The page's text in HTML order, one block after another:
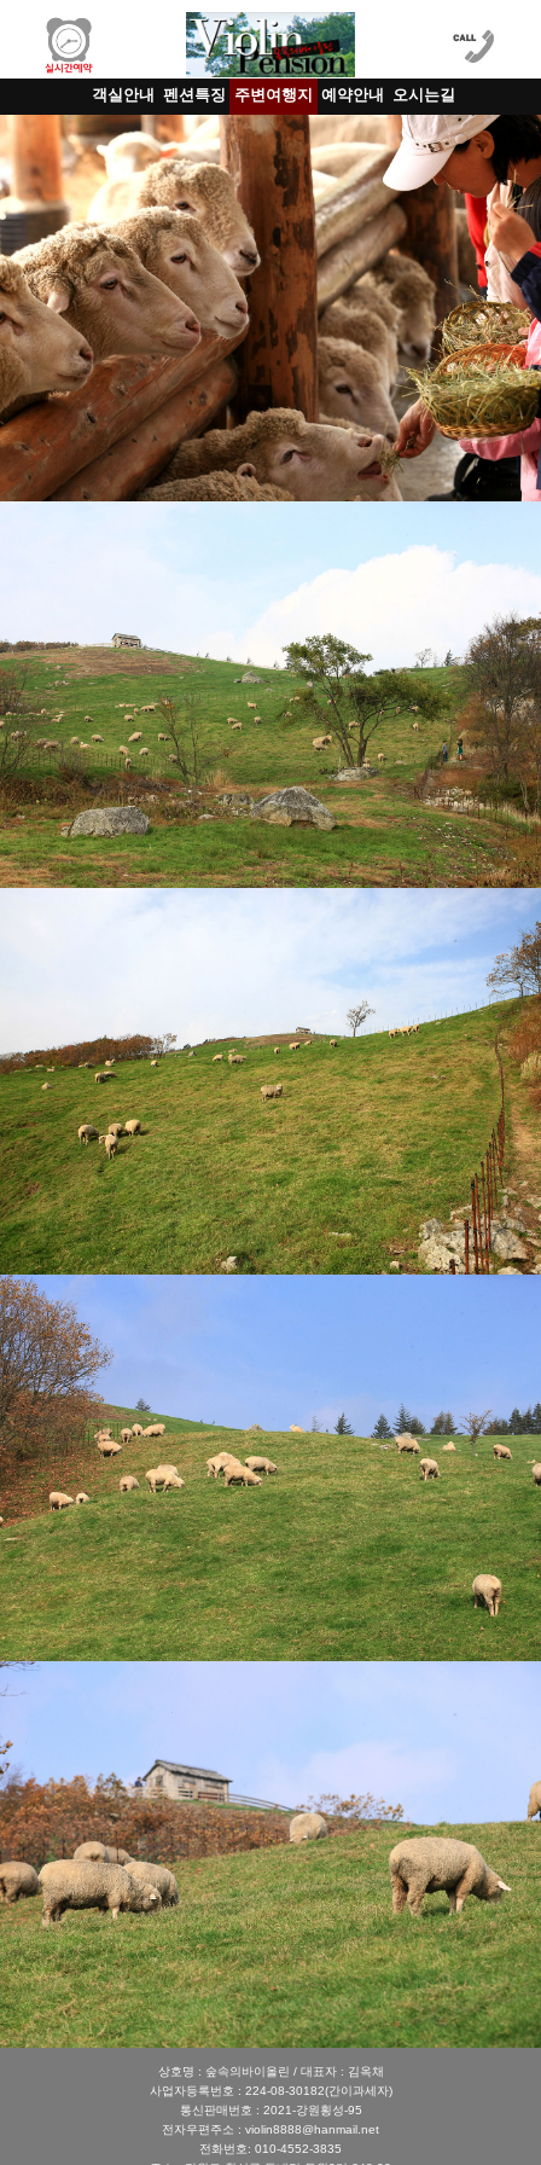
객실안내 펜션특징 주변여행지 예약안내 오시는길
상호명 : 숲속의바이올린 / 대표자 : 김옥채
사업자등록번호 : 224-08-30182(간이과세자)
통신판매번호 : 2021-강원횡성-95
전자우편주소 : violin8888@hanmail.net
전화번호: 010-4552-3835